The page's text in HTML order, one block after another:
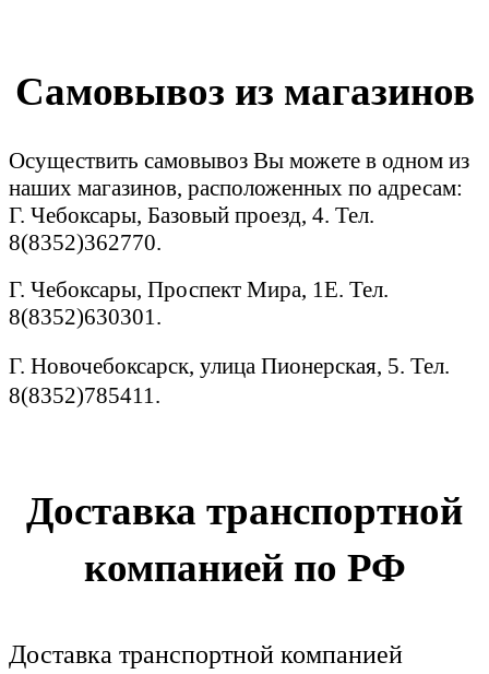
Самовывоз из магазинов
Осуществить самовывоз Вы можете в одном из
наших магазинов, расположенных по адресам:
Г. Чебоксары, Базовый проезд, 4. Тел.
8(8352)362770.
Г. Чебоксары, Проспект Мира, 1Е. Тел.
8(8352)630301.
Г. Новочебоксарск, улица Пионерская, 5. Тел.
8(8352)785411.
Доставка транспортной
компанией по РФ
Доставка транспортной компанией